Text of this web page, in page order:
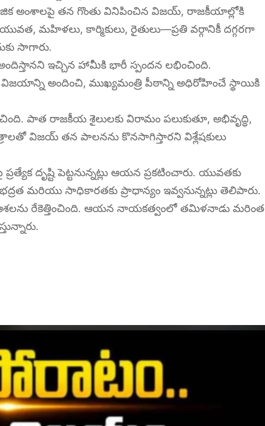
అంశాలపై తన గొంతు వినిపించిన విజయ్, రాజకీయాల్లోకి
మహిళలు, కార్మికులు, రైతులు—ప్రతి వర్గానికీ దగ్గరగా
సాగారు.
ఇచ్చిన హామీకి భారీ స్పందన లభించింది.
విజయాన్ని అందించి, ముఖ్యమంత్రి పీఠాన్ని అధిరోహించే స్థాయికి
పాత రాజకీయ శైలులకు విరామం పలుకుతూ, అభివృద్ధి,
విజయ్ తన పాలనను కొనసాగిస్తారని విశ్లేషకులు
దృష్టి పెట్టనున్నట్లు ఆయన ప్రకటించారు. యువతకు
మరియు సాధికారతకు ప్రాధాన్యం ఇవ్వనున్నట్లు తెలిపారు.
ఆశలను రేకెత్తించింది. ఆయన నాయకత్వంలో తమిళనాడు మరింత